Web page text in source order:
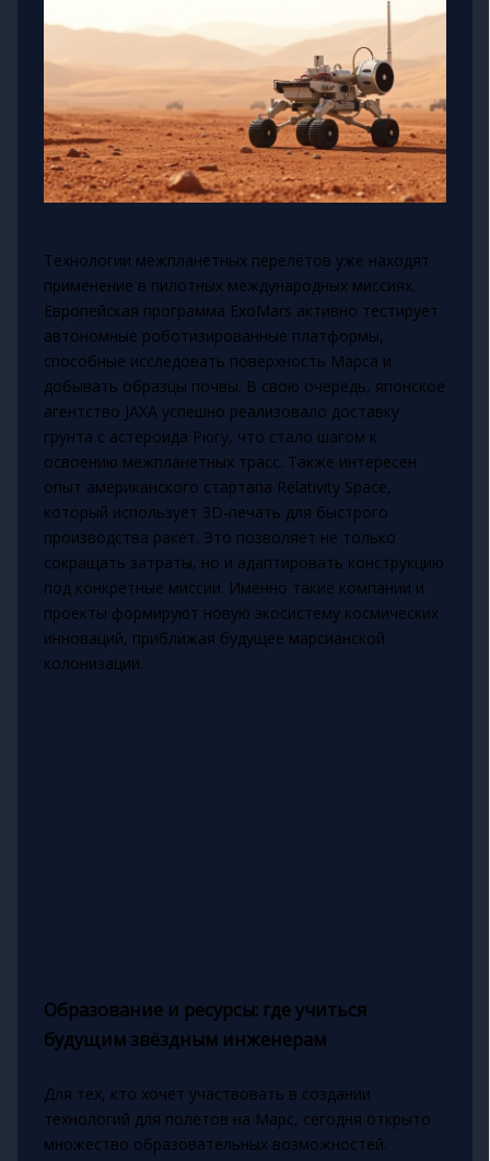
Технологии межпланетных перелётов уже находят
применение в пилотных международных миссиях.
Европейская программа ExoMars активно тестирует
автономные роботизированные платформы,
способные исследовать поверхность Марса и
добывать образцы почвы. В свою очередь, японское
агентство JAXA успешно реализовало доставку
грунта с астероида Рюгу, что стало шагом к
освоению межпланетных трасс. Также интересен
опыт американского стартапа Relativity Space,
который использует 3D-печать для быстрого
производства ракет. Это позволяет не только
сокращать затраты, но и адаптировать конструкцию
под конкретные миссии. Именно такие компании и
проекты формируют новую экосистему космических
инноваций, приближая будущее марсианской
колонизации.
Образование и ресурсы: где учиться
будущим звёздным инженерам
Для тех, кто хочет участвовать в создании
технологий для полетов на Марс, сегодня открыто
множество образовательных возможностей.